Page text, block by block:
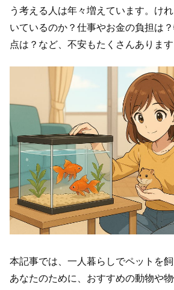
う考える人は年々増えています。け
いているのか？仕事やお金の負担は
点は？など、不安もたくさんあります
本記事では、一人暮らしでペットを
あなたのために、おすすめの動物や